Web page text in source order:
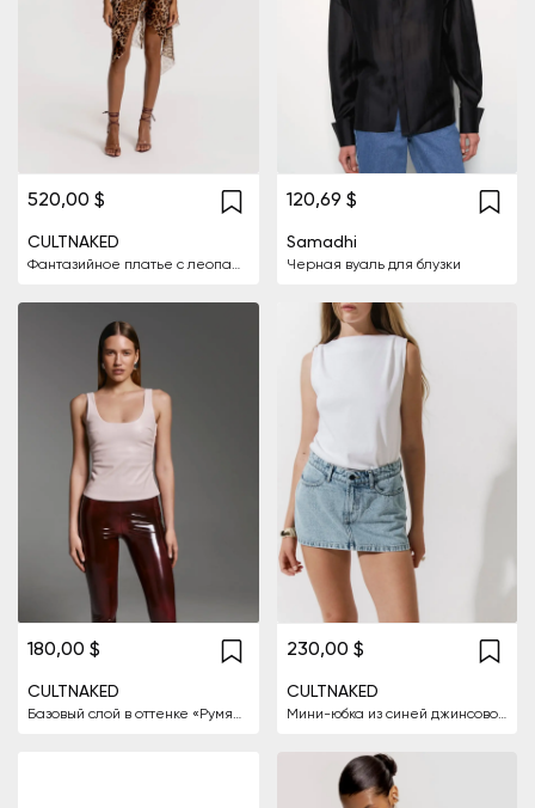
520,00 $
CULTNAKED
120,69 $
Samadhi
Черная вуаль для блузки
180,00 $
CULTNAKED
Базовый слой в оттенке «Румяна»
230,00 $
CULTNAKED
Мини-юбка из синей джинсовой ткани